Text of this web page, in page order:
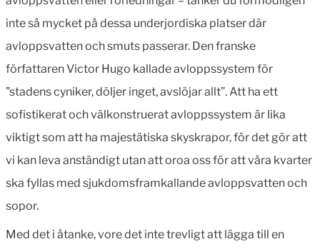
inte så mycket på dessa underjordiska platser där
avloppsvatten och smuts passerar. Den franske
författaren Victor Hugo kallade avloppssystem för
”stadens cyniker, döljer inget, avslöjar allt”. Att ha ett
sofistikerat och välkonstruerat avloppssystem är lika
viktigt som att ha majestätiska skyskrapor, för det gör att
vi kan leva anständigt utan att oroa oss för att våra kvarter
ska fyllas med sjukdomsframkallande avloppsvatten och
sopor.
Med det i åtanke, vore det inte trevligt att lägga till en